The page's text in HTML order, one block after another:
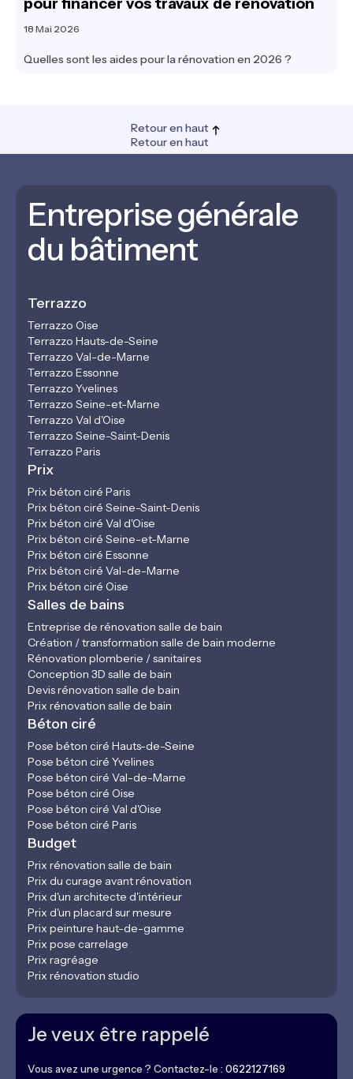
18 Mai 2026
Quelles sont les aides pour la rénovation en 2026 ?
Retour en haut
Retour en haut
Entreprise générale
du bâtiment
Terrazzo
Terrazzo Oise
Terrazzo Hauts-de-Seine
Terrazzo Val-de-Marne
Terrazzo Essonne
Terrazzo Yvelines
Terrazzo Seine-et-Marne
Terrazzo Val d'Oise
Terrazzo Seine-Saint-Denis
Terrazzo Paris
Prix
Prix béton ciré Paris
Prix béton ciré Seine-Saint-Denis
Prix béton ciré Val d'Oise
Prix béton ciré Seine-et-Marne
Prix béton ciré Essonne
Prix béton ciré Val-de-Marne
Prix béton ciré Oise
Salles de bains
Entreprise de rénovation salle de bain
Création / transformation salle de bain moderne
Rénovation plomberie / sanitaires
Conception 3D salle de bain
Devis rénovation salle de bain
Prix rénovation salle de bain
Béton ciré
Pose béton ciré Hauts-de-Seine
Pose béton ciré Yvelines
Pose béton ciré Val-de-Marne
Pose béton ciré Oise
Pose béton ciré Val d'Oise
Pose béton ciré Paris
Budget
Prix rénovation salle de bain
Prix du curage avant rénovation
Prix d'un architecte d'intérieur
Prix d'un placard sur mesure
Prix peinture haut-de-gamme
Prix pose carrelage
Prix ragréage
Prix rénovation studio
Je veux être rappelé
Vous avez une urgence ? Contactez-le : 0622127169